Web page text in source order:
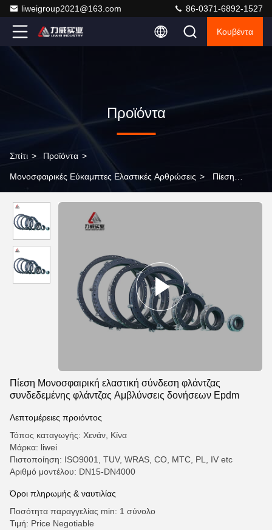
liweigroup2021@163.com 86-0371-6892-1527
Κουβέντα
Προϊόντα
Σπίτι > Προϊόντα >
Μονοσφαιρικές Εύκαμπτες Ελαστικές Αρθρώσεις > Πίεση
φλάντζας Αμβλύνσεις δονήσεων Epdm
Πίεση Μονοσφαιρική ελαστική σύνδεση φλάντζας
συνδεδεμένης φλάντζας Αμβλύνσεις δονήσεων Epdm
Λεπτομέρειες προιόντος
Τόπος καταγωγής: Χενάν, Κίνα
Μάρκα: liwei
Πιστοποίηση: ISO9001, TUV, WRAS, CO, MTC, PL, IV etc
Αριθμό μοντέλου: DN15-DN4000
Όροι πληρωμής & ναυτιλίας
Ποσότητα παραγγελίας min: 1 σύνολο
Τιμή: Price Negotiable